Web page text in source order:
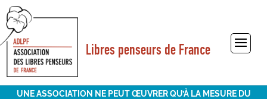
Libres penseurs de France
Sélectionner une page
UNE ASSOCIATION NE PEUT ŒUVRER QU’À LA MESURE DU